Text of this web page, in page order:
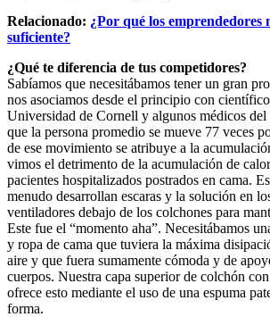
Relacionado: ¿Por qué los emprendedores
suficiente?
¿Qué te diferencia de tus competidores?
Sabíamos que necesitábamos tener un gran
nos asociamos desde el principio con
Universidad de Cornell y algunos médicos
que la persona promedio se mueve 77 veces
de ese movimiento se atribuye a la
vimos el detrimento de la acumulación de
pacientes hospitalizados postrados en cama.
menudo desarrollan escaras y la solución en
ventiladores debajo de los colchones para
Este fue el “momento aha”. Necesitábamos
y ropa de cama que tuviera la máxima
aire y que fuera sumamente cómoda y de
cuerpos. Nuestra capa superior de colchón
ofrece esto mediante el uso de una espuma
forma.